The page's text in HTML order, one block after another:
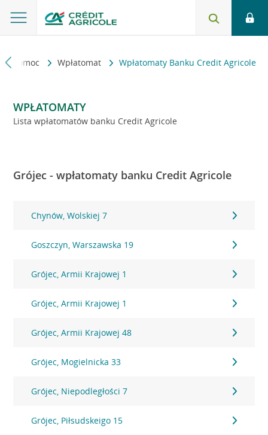
i pomoc Wpłatomat Wpłatomaty Banku Credit Agricole
WPŁATOMATY
Lista wpłatomatów banku Credit Agricole
Grójec - wpłatomaty banku Credit Agricole
Chynów, Wolskiej 7
Goszczyn, Warszawska 19
Grójec, Armii Krajowej 1
Grójec, Armii Krajowej 1
Grójec, Armii Krajowej 48
Grójec, Mogielnicka 33
Grójec, Niepodległości 7
Grójec, Piłsudskeigo 15